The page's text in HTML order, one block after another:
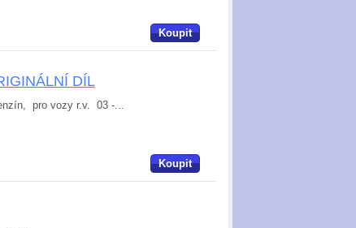
Koupit
DÍL
pro vozy r.v. 03 -...
Koupit